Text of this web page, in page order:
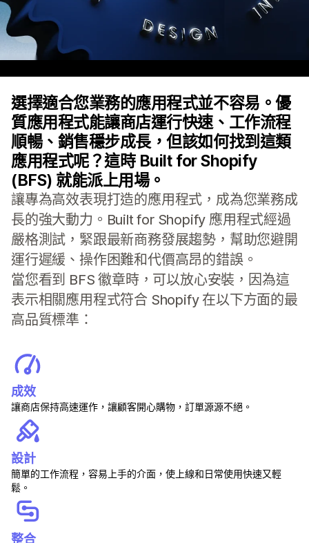
選擇適合您業務的應用程式並不容易。優
質應用程式能讓商店運行快速、工作流程
順暢、銷售穩步成長，但該如何找到這類
應用程式呢？這時 Built for Shopify
(BFS) 就能派上用場。
讓專為高效表現打造的應用程式，成為您業務成
長的強大動力。Built for Shopify 應用程式經過
嚴格測試，緊跟最新商務發展趨勢，幫助您避開
運行遲緩、操作困難和代價高昂的錯誤。
當您看到 BFS 徽章時，可以放心安裝，因為這
表示相關應用程式符合 Shopify 在以下方面的最
高品質標準：
成效
讓商店保持高速運作，讓顧客開心購物，訂單源源不絕。
設計
簡單的工作流程，容易上手的介面，使上線和日常使用快速又輕
鬆。
整合